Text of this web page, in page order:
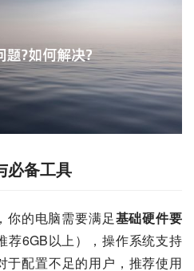
必备工具
你的电脑需要满足基础硬件要
荐6GB以上），操作系统支持
于配置不足的用户，推荐使用